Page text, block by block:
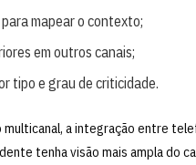
mapear o contexto;
em outros canais;
tipo e grau de criticidade.
a integração entre
tenha visão mais ampla do